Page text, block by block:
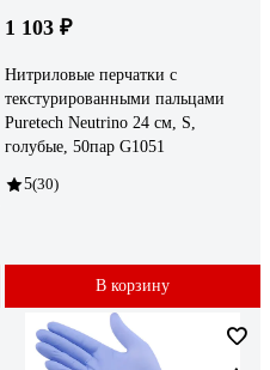
1 103 ₽
Нитриловые перчатки с
текстурированными пальцами
Puretech Neutrino 24 см, S,
голубые, 50пар G1051
5(30)
В корзину